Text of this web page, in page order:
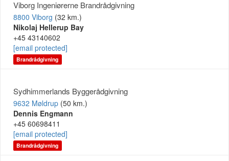
Viborg Ingeniørerne Brandrådgivning
8800 Viborg (32 km.)
Nikolaj Hellerup Bay
+45 43140602
[email protected]
Brandrådgivning
Sydhimmerlands Byggerådgivning
9632 Møldrup (50 km.)
Dennis Engmann
+45 60698411
[email protected]
Brandrådgivning